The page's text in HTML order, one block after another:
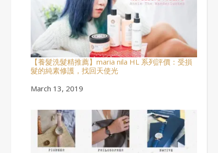
【養髮洗髮精推薦】maria nila HL 系列評價：受損
髮的純素修護，找回天使光
Date
March 13, 2019